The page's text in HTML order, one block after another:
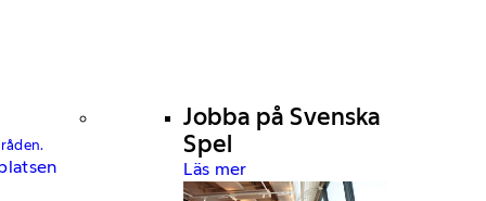
Jobba på Svenska
Spel
Läs mer